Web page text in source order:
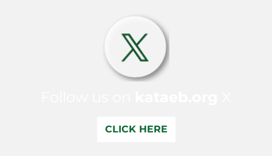
CLICK HERE